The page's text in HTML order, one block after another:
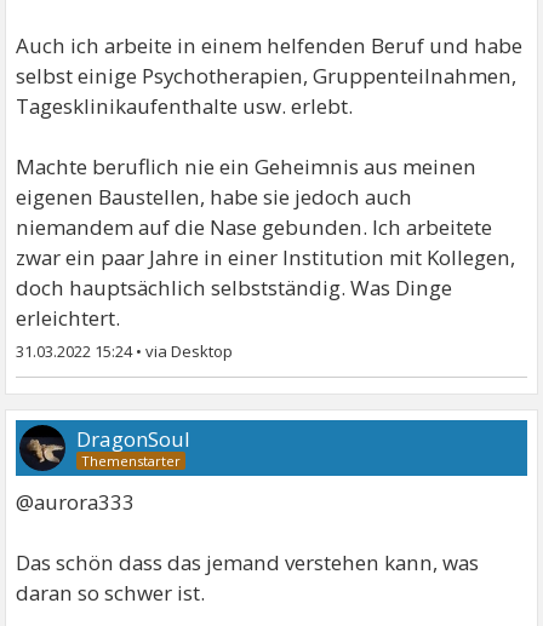
Auch ich arbeite in einem helfenden Beruf und habe
selbst einige Psychotherapien, Gruppenteilnahmen,
Tagesklinikaufenthalte usw. erlebt.
Machte beruflich nie ein Geheimnis aus meinen
eigenen Baustellen, habe sie jedoch auch
niemandem auf die Nase gebunden. Ich arbeitete
zwar ein paar Jahre in einer Institution mit Kollegen,
doch hauptsächlich selbstständig. Was Dinge
erleichtert.
31.03.2022 15:24•
DragonSoul
@aurora333
Das schön dass das jemand verstehen kann, was
daran so schwer ist.